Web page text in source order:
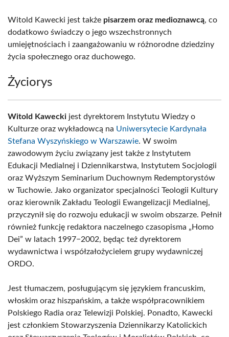
Witold Kawecki jest także pisarzem oraz medioznawcą, co
dodatkowo świadczy o jego wszechstronnych
umiejętnościach i zaangażowaniu w różnorodne dziedziny
życia społecznego oraz duchowego.
Życiorys
Witold Kawecki jest dyrektorem Instytutu Wiedzy o
Kulturze oraz wykładowcą na Uniwersytecie Kardynała
Stefana Wyszyńskiego w Warszawie. W swoim
zawodowym życiu związany jest także z Instytutem
Edukacji Medialnej i Dziennikarstwa, Instytutem Socjologii
oraz Wyższym Seminarium Duchownym Redemptorystów
w Tuchowie. Jako organizator specjalności Teologii Kultury
oraz kierownik Zakładu Teologii Ewangelizacji Medialnej,
przyczynił się do rozwoju edukacji w swoim obszarze. Pełnił
również funkcję redaktora naczelnego czasopisma „Homo
Dei” w latach 1997−2002, będąc też dyrektorem
wydawnictwa i współzałożycielem grupy wydawniczej
ORDO.
Jest tłumaczem, posługującym się językiem francuskim,
włoskim oraz hiszpańskim, a także współpracownikiem
Polskiego Radia oraz Telewizji Polskiej. Ponadto, Kawecki
jest członkiem Stowarzyszenia Dziennikarzy Katolickich